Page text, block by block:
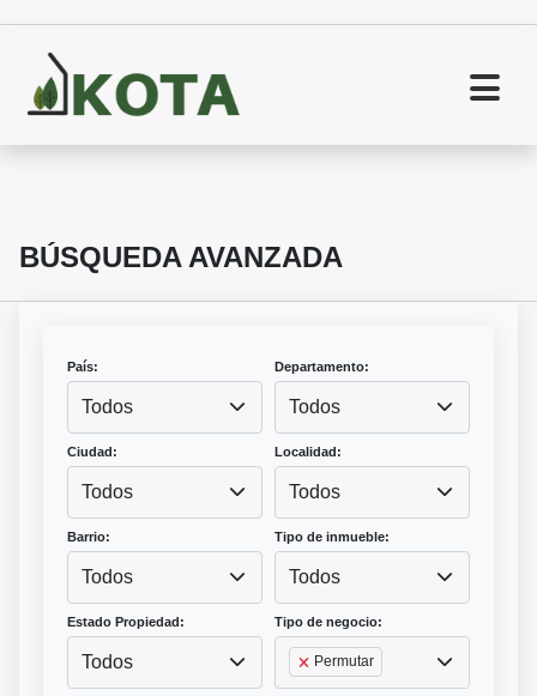
BÚSQUEDA AVANZADA
País:
Todos
Departamento:
Todos
Ciudad:
Todos
Localidad:
Todos
Barrio:
Todos
Tipo de inmueble:
Todos
Estado Propiedad:
Todos
Tipo de negocio:
Permutar